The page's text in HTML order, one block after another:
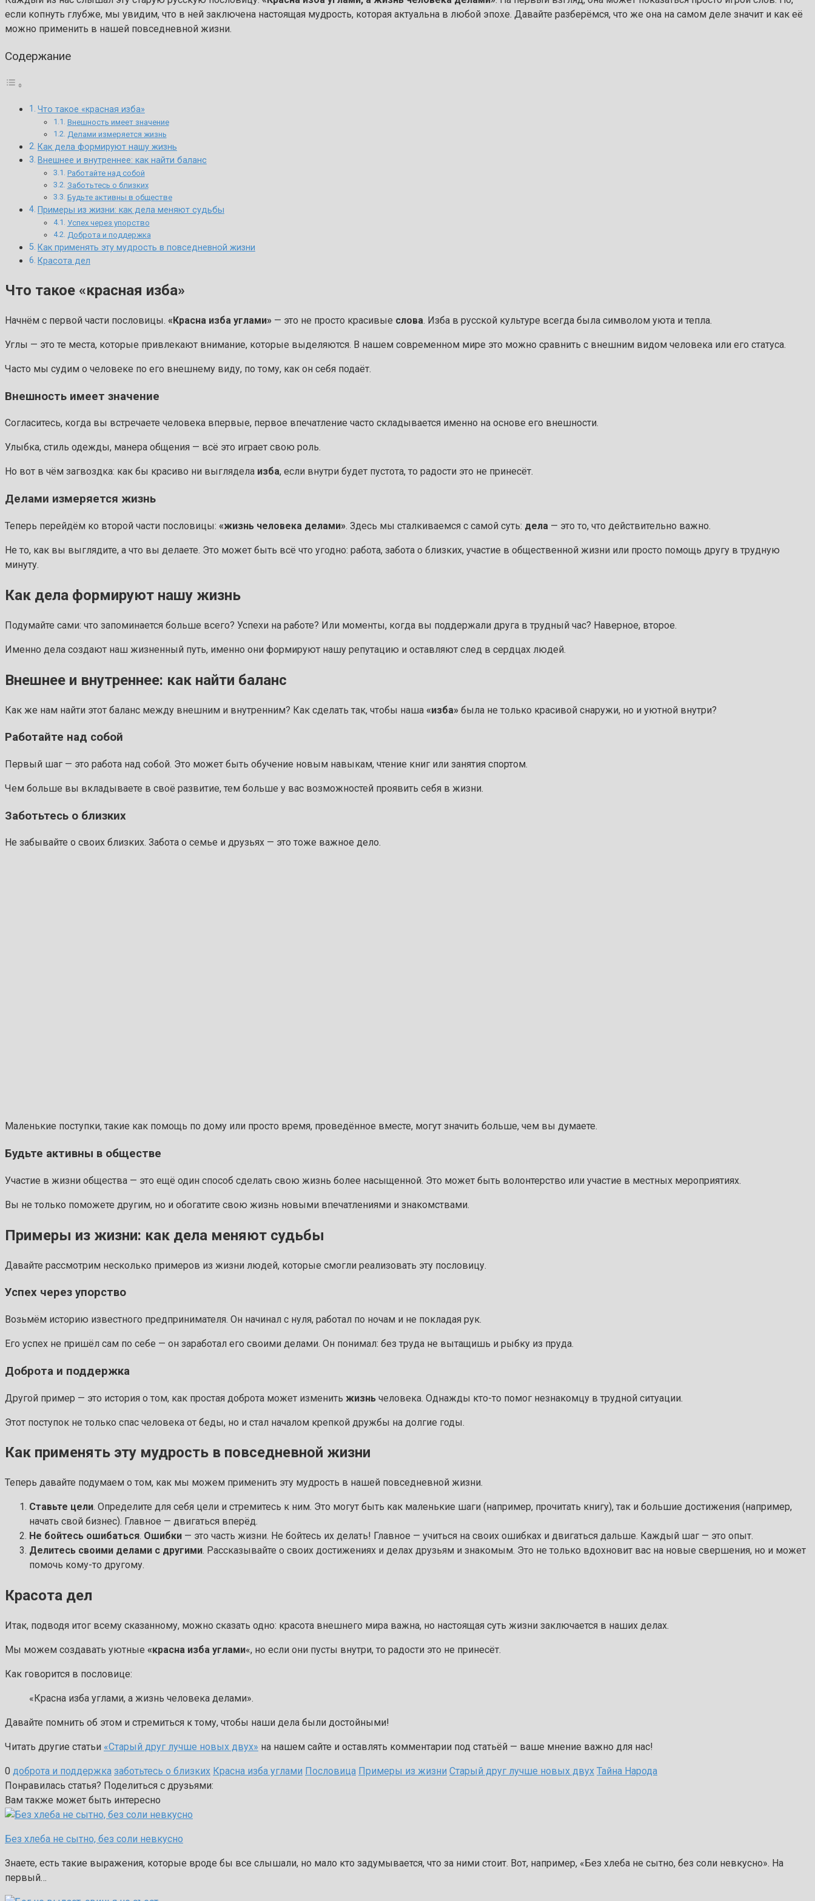
если копнуть глубже, мы увидим, что в ней заключена настоящая мудрость, которая актуальна в любой эпохе. Давайте разберёмся, что же она на самом деле значит и как её
можно применить в нашей повседневной жизни.
Содержание
Что такое «красная изба»
Внешность имеет значение
Делами измеряется жизнь
Как дела формируют нашу жизнь
Внешнее и внутреннее: как найти баланс
Работайте над собой
Заботьтесь о близких
Будьте активны в обществе
Примеры из жизни: как дела меняют судьбы
Успех через упорство
Доброта и поддержка
Как применять эту мудрость в повседневной жизни
Красота дел
Что такое «красная изба»
Начнём с первой части пословицы. «Красна изба углами» — это не просто красивые слова. Изба в русской культуре всегда была символом уюта и тепла.
Углы — это те места, которые привлекают внимание, которые выделяются. В нашем современном мире это можно сравнить с внешним видом человека или его статуса.
Часто мы судим о человеке по его внешнему виду, по тому, как он себя подаёт.
Внешность имеет значение
Согласитесь, когда вы встречаете человека впервые, первое впечатление часто складывается именно на основе его внешности.
Улыбка, стиль одежды, манера общения — всё это играет свою роль.
Но вот в чём загвоздка: как бы красиво ни выглядела изба, если внутри будет пустота, то радости это не принесёт.
Делами измеряется жизнь
Теперь перейдём ко второй части пословицы: «жизнь человека делами». Здесь мы сталкиваемся с самой суть: дела — это то, что действительно важно.
Не то, как вы выглядите, а что вы делаете. Это может быть всё что угодно: работа, забота о близких, участие в общественной жизни или просто помощь другу в трудную
минуту.
Как дела формируют нашу жизнь
Подумайте сами: что запоминается больше всего? Успехи на работе? Или моменты, когда вы поддержали друга в трудный час? Наверное, второе.
Именно дела создают наш жизненный путь, именно они формируют нашу репутацию и оставляют след в сердцах людей.
Внешнее и внутреннее: как найти баланс
Как же нам найти этот баланс между внешним и внутренним? Как сделать так, чтобы наша «изба» была не только красивой снаружи, но и уютной внутри?
Работайте над собой
Первый шаг — это работа над собой. Это может быть обучение новым навыкам, чтение книг или занятия спортом.
Чем больше вы вкладываете в своё развитие, тем больше у вас возможностей проявить себя в жизни.
Заботьтесь о близких
Не забывайте о своих близких. Забота о семье и друзьях — это тоже важное дело.
Маленькие поступки, такие как помощь по дому или просто время, проведённое вместе, могут значить больше, чем вы думаете.
Будьте активны в обществе
Участие в жизни общества — это ещё один способ сделать свою жизнь более насыщенной. Это может быть волонтерство или участие в местных мероприятиях.
Вы не только поможете другим, но и обогатите свою жизнь новыми впечатлениями и знакомствами.
Примеры из жизни: как дела меняют судьбы
Давайте рассмотрим несколько примеров из жизни людей, которые смогли реализовать эту пословицу.
Успех через упорство
Возьмём историю известного предпринимателя. Он начинал с нуля, работал по ночам и не покладая рук.
Его успех не пришёл сам по себе — он заработал его своими делами. Он понимал: без труда не вытащишь и рыбку из пруда.
Доброта и поддержка
Другой пример — это история о том, как простая доброта может изменить жизнь человека. Однажды кто-то помог незнакомцу в трудной ситуации.
Этот поступок не только спас человека от беды, но и стал началом крепкой дружбы на долгие годы.
Как применять эту мудрость в повседневной жизни
Теперь давайте подумаем о том, как мы можем применить эту мудрость в нашей повседневной жизни.
Ставьте цели. Определите для себя цели и стремитесь к ним. Это могут быть как маленькие шаги (например, прочитать книгу), так и большие достижения (например,
начать свой бизнес). Главное — двигаться вперёд.
Не бойтесь ошибаться. Ошибки — это часть жизни. Не бойтесь их делать! Главное — учиться на своих ошибках и двигаться дальше. Каждый шаг — это опыт.
Делитесь своими делами с другими. Рассказывайте о своих достижениях и делах друзьям и знакомым. Это не только вдохновит вас на новые свершения, но и может
помочь кому-то другому.
Красота дел
Итак, подводя итог всему сказанному, можно сказать одно: красота внешнего мира важна, но настоящая суть жизни заключается в наших делах.
Мы можем создавать уютные «красна изба углами«, но если они пусты внутри, то радости это не принесёт.
Как говорится в пословице:
«Красна изба углами, а жизнь человека делами».
Давайте помнить об этом и стремиться к тому, чтобы наши дела были достойными!
Читать другие статьи «Старый друг лучше новых двух» на нашем сайте и оставлять комментарии под статьёй — ваше мнение важно для нас!
0 доброта и поддержка заботьтесь о близких Красна изба углами Пословица Примеры из жизни Старый друг лучше новых двух Тайна Народа
Понравилась статья? Поделиться с друзьями:
Вам также может быть интересно
Без хлеба не сытно, без соли невкусно
Знаете, есть такие выражения, которые вроде бы все слышали, но мало кто задумывается, что за ними стоит. Вот, например, «Без хлеба не сытно, без соли невкусно». На
первый…